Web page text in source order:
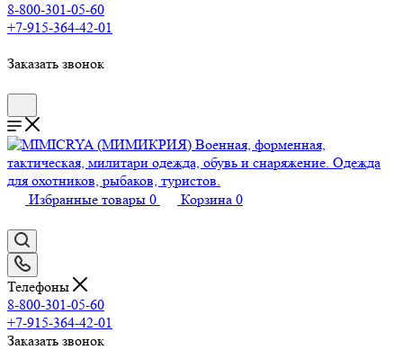
8-800-301-05-60
+7-915-364-42-01
Заказать звонок
Избранные товары 0 Корзина 0
Телефоны
8-800-301-05-60
+7-915-364-42-01
Заказать звонок